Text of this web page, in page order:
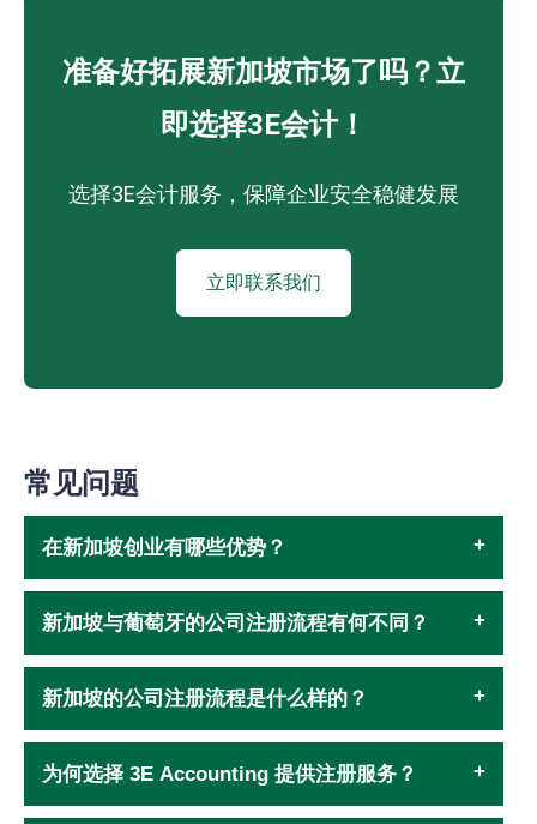
准备好拓展新加坡市场了吗？立
即选择3E会计！
选择3E会计服务，保障企业安全稳健发展
立即联系我们
常见问题
在新加坡创业有哪些优势？
新加坡与葡萄牙的公司注册流程有何不同？
新加坡的公司注册流程是什么样的？
为何选择 3E Accounting 提供注册服务？